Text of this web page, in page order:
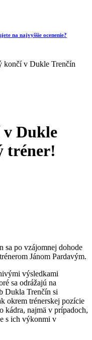
na najvyššie ocenenie?
končí v Dukle Trenčín
v Dukle
tréner!
sa po vzájomnej dohode
Jánom Pardavým.
výsledkami
sa odrážajú na
Dukla Trenčín si
okrem trénerskej pozície
kádra, najmä v prípadoch,
s ich výkonmi v